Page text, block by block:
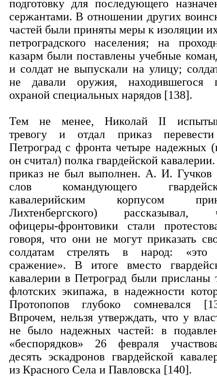
подготовку для последующего
сержантами. В отношении других
частей были приняты меры к изоляции
петроградского населения; на
казарм были поставлены учебные
и солдат не выпускали на улицу;
не давали оружия, находившегося
охраной специальных нарядов [138].
Тем не менее, Николай II
тревогу и отдал приказ
Петроград с фронта четыре надежных
он считал) полка гвардейской
приказ не был выполнен. А. И. Гучков
слов командующего
кавалерийским корпусом
Лихтенбергского) рассказывал,
офицеры-фронтовики стали
говоря, что они не могут приказать
солдатам стрелять в народ: «это
сражение». В итоге вместо
кавалерии в Петроград были присланы
флотских экипажа, в надежности
Протопопов глубоко сомневался
Впрочем, нельзя утверждать, что у
не было надежных частей: в
«беспорядков» 26 февраля
десять эскадронов гвардейской
из Красного Села и Павловска [140].